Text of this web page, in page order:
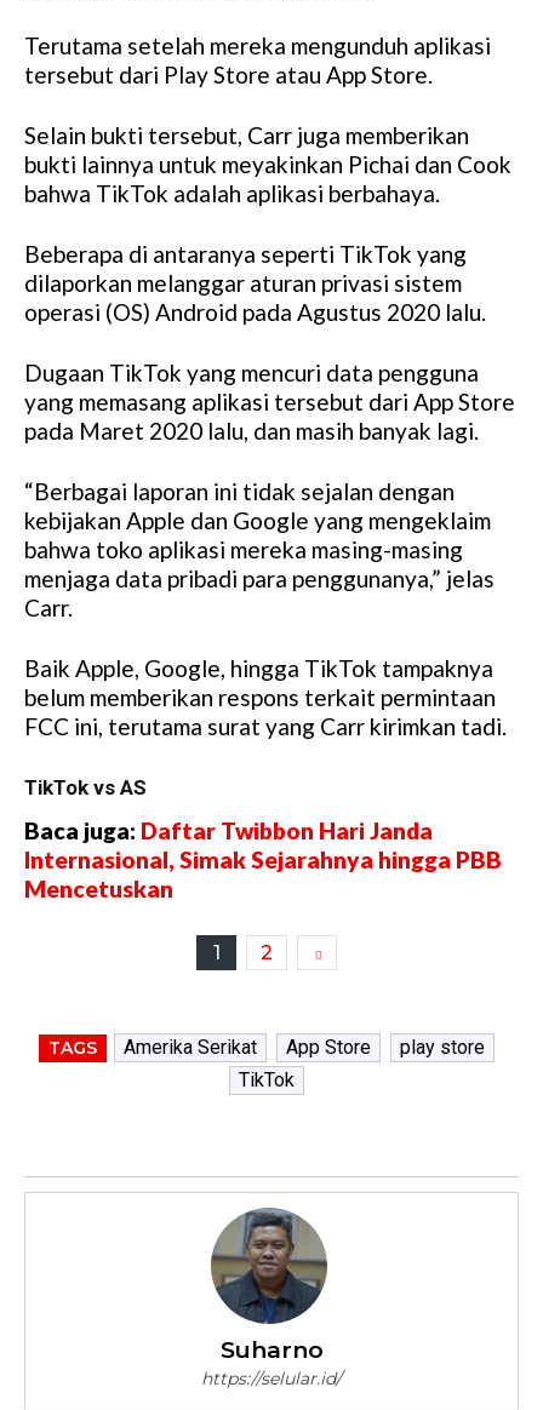
Terutama setelah mereka mengunduh aplikasi
tersebut dari Play Store atau App Store.
Selain bukti tersebut, Carr juga memberikan
bukti lainnya untuk meyakinkan Pichai dan Cook
bahwa TikTok adalah aplikasi berbahaya.
Beberapa di antaranya seperti TikTok yang
dilaporkan melanggar aturan privasi sistem
operasi (OS) Android pada Agustus 2020 lalu.
Dugaan TikTok yang mencuri data pengguna
yang memasang aplikasi tersebut dari App Store
pada Maret 2020 lalu, dan masih banyak lagi.
“Berbagai laporan ini tidak sejalan dengan
kebijakan Apple dan Google yang mengeklaim
bahwa toko aplikasi mereka masing-masing
menjaga data pribadi para penggunanya,” jelas
Carr.
Baik Apple, Google, hingga TikTok tampaknya
belum memberikan respons terkait permintaan
FCC ini, terutama surat yang Carr kirimkan tadi.
TikTok vs AS
Baca juga: Daftar Twibbon Hari Janda
Internasional, Simak Sejarahnya hingga PBB
Mencetuskan
1 2
TAGS Amerika Serikat App Store
play store
TikTok
Suharno
https://selular.id/